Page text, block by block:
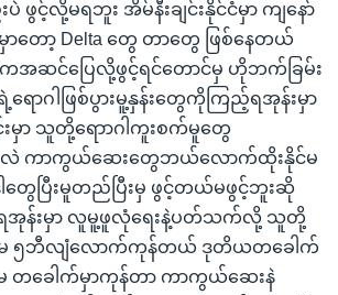
ဖွင့်လို့မရဘူး အိမ်နီးချင်းနိုင်ငံမှာ ကျနော်
ာတော့ Delta တွေ တာတွေ ဖြစ်နေတယ်
ဆင်ပြေလို့ဖွင့်ရင်တောင်မှ ဟိုဘက်ခြမ်း
ရောဂါဖြစ်ပွားမူ့နှန်းတွေကိုကြည့်ရအုန်းမှာ
ာ သူတို့ရောာဂါကူးစက်မူတွေ
ကာကွယ်ဆေးတွေဘယ်လောက်ထိုးနိုင်မ
ေပြီးမူတည်ပြီးမှ ဖွင့်တယ်မဖွင့်ဘူးဆို
ရအုန်းမှာ လူမူ့ဖူလုံရေးနဲ့ပတ်သက်လို့ သူတို့
၅ဘီလျံလောက်ကုန်တယ် ဒုတိယတခေါက်
ခေါက်မှာကုန်တာ ကာကွယ်ဆေးနဲ